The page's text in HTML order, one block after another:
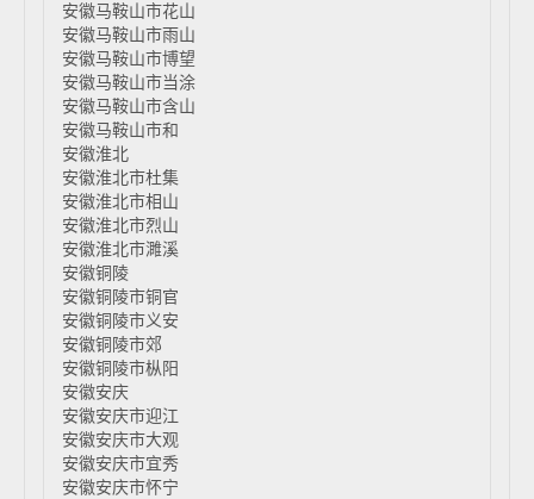
安徽马鞍山市花山
安徽马鞍山市雨山
安徽马鞍山市博望
安徽马鞍山市当涂
安徽马鞍山市含山
安徽马鞍山市和
安徽淮北
安徽淮北市杜集
安徽淮北市相山
安徽淮北市烈山
安徽淮北市濉溪
安徽铜陵
安徽铜陵市铜官
安徽铜陵市义安
安徽铜陵市郊
安徽铜陵市枞阳
安徽安庆
安徽安庆市迎江
安徽安庆市大观
安徽安庆市宜秀
安徽安庆市怀宁